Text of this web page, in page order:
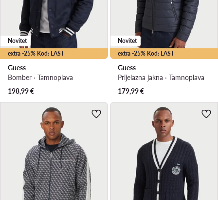
extra -25% Kod: LAST
Novitet
Guess
Bomber · Tamnoplava
198,99€
extra -25% Kod: LAST
Novitet
Guess
Prijelazna jakna · Tamnoplava
179,99€